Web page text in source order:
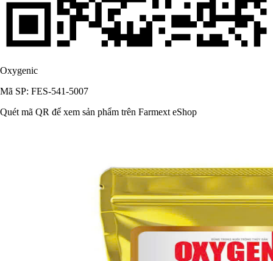
Oxygenic
Mã SP: FES-541-5007
Quét mã QR để xem sản phẩm trên Farmext eShop